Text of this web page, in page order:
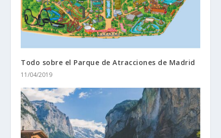
Todo sobre el Parque de Atracciones de Madrid
11/04/2019